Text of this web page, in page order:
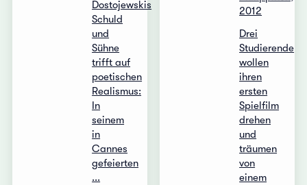
Dostojewskis
Schuld
und
Sühne
trifft auf
poetischen
Realismus:
In
seinem
in
Cannes
gefeierten
...
2012
Drei
Studierende
wollen
ihren
ersten
Spielfilm
drehen
und
träumen
von
einem